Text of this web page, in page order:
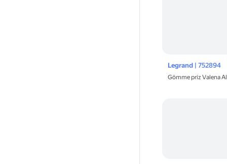
Legrand| 752894
Gömme priz Valena